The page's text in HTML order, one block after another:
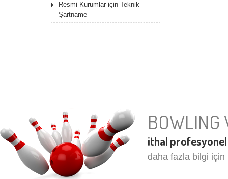
Resmi Kurumlar için Teknik
Şartname
BOWLING
ithal
daha fazla bilgi için